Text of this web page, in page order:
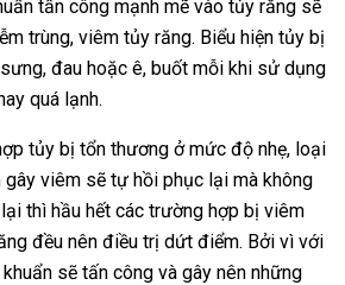
tấn công mạnh mẽ vào tủy răng sẽ
trùng, viêm tủy răng. Biểu hiện tủy bị
đau hoặc ê, buốt mỗi khi sử dụng
quá lạnh.
tủy bị tổn thương ở mức độ nhẹ, loại
viêm sẽ tự hồi phục lại mà không
thì hầu hết các trường hợp bị viêm
đều nên điều trị dứt điểm. Bởi vì với
sẽ tấn công và gây nên những